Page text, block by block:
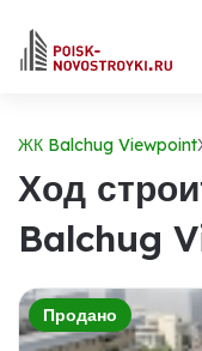
ЖК Balchug Viewpoint
Ход
Balchug
Продано